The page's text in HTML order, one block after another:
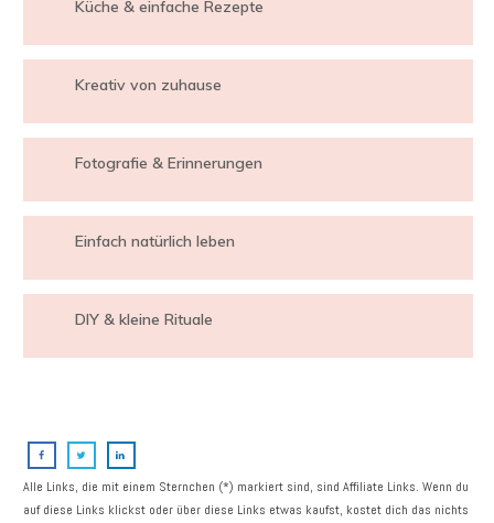
Alle Links, die mit einem Sternchen (*) markiert sind, sind Affiliate Links. Wenn du
auf diese Links klickst oder über diese Links etwas kaufst, kostet dich das nichts
Küche & einfache Rezepte
Kreativ von zuhause
Fotografie & Erinnerungen
Einfach natürlich leben
DIY & kleine Rituale